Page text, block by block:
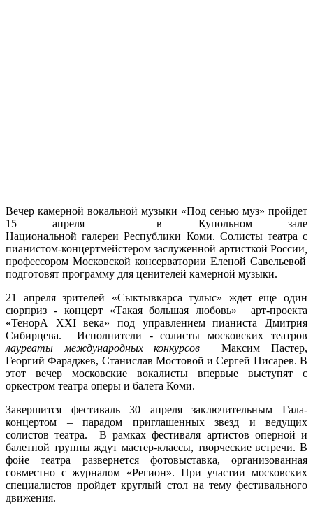
Вечер камерной вокальной музыки «Под сенью муз» пройдет
15 апреляв Купольном зале
Национальной галереи Республики Коми. Солисты театра с
пианистом-концертмейстеромзаслуженной артисткой России
профессором Московской консерватории Еленой Савельевой
подготовят программу для ценителей камерной музыки.
21 апреля зрителей «Сыктывкарса тулыс» ждет еще один
сюрприз - концерт «Такая большая любовь» арт-проекта
«ТенорА XXI века» под управлением пианиста Дмитрия
Сибирцева. Исполнители - солисты московских театров
лауреаты международных конкурсов Максим Пастер,
Георгий Фараджев, Станислав Мостовой и Сергей Писарев. В
этот вечер московские вокалисты впервые выступят с
оркестром театра оперы и балета Коми.
Завершится фестиваль 30 апреля заключительным Гала-
концертом – парадом приглашенных звезд и ведущих
солистов театра. В рамках фестиваля артистов оперной и
балетной труппы ждут мастер-классы, творческие встречи. В
фойе театра развернется фотовыставка, организованная
совместно с журналом «Регион». При участии московских
специалистов пройдет круглый стол на тему фестивального
движения.